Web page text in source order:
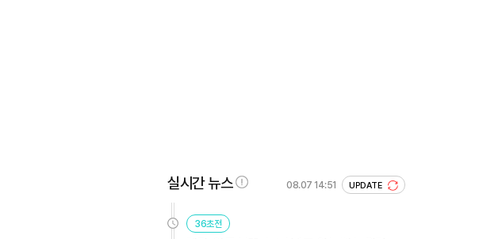
실시간 뉴스 08.07 14:51 UPDATE
36초전